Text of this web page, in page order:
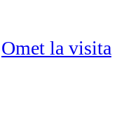
Omet la visita